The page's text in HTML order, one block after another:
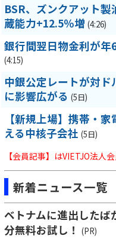
BSR、ズンクアット
蔵能力+12.5％増 (4:26)
銀行間翌日物金利が
(4:15)
中銀公定レートが対
に影響広がる (5日)
【新規上場】携帯・
える中核子会社 (5日)
【会員記事】はVIETJO法人
新着ニュース一覧
ベトナムに進出したば
分無料お試し！
(PR)